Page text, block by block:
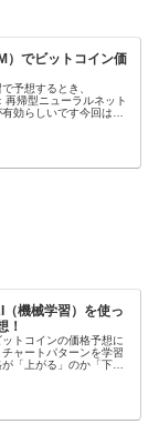
）でビットコイン価
予想するとき、
帰型ニューラルネット
効らしいです今回はそ
機械学習）を使っ
！
トコインの価格予想に
ャートパターンを学習
「上がる」のか「下が